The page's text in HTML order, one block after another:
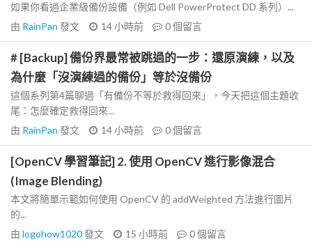
如果你看過企業級備份設備（例如 Dell PowerProtect DD 系列）...
由 RainPan 發文 14 小時前 0個留言
# [Backup] 備份界最常被跳過的一步：還原演練，以及
為什麼「沒演練過的備份」等於沒備份
這個系列第4篇聊過「有備份不等於救得回來」，今天把這個主題收
尾：怎麼確定救得回來...
由 RainPan 發文 14 小時前 0個留言
[OpenCV 學習筆記] 2. 使用 OpenCV 進行影像混合
(Image Blending)
本文將簡單示範如何使用 OpenCV 的 addWeighted 方法進行圖片
的...
由 logohow1020發文 15 小時前 0個留言